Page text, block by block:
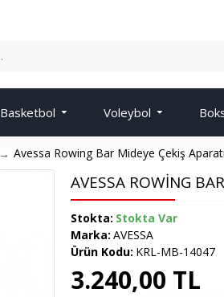
Basketbol Voleybol
Avessa Rowing Bar Mideye Çekiş Aparatı
AVESSA ROWING
3.240,00 TL
Stokta: Stokta Var
Marka: AVESSA
Ürün Kodu: KRL-MB-14047